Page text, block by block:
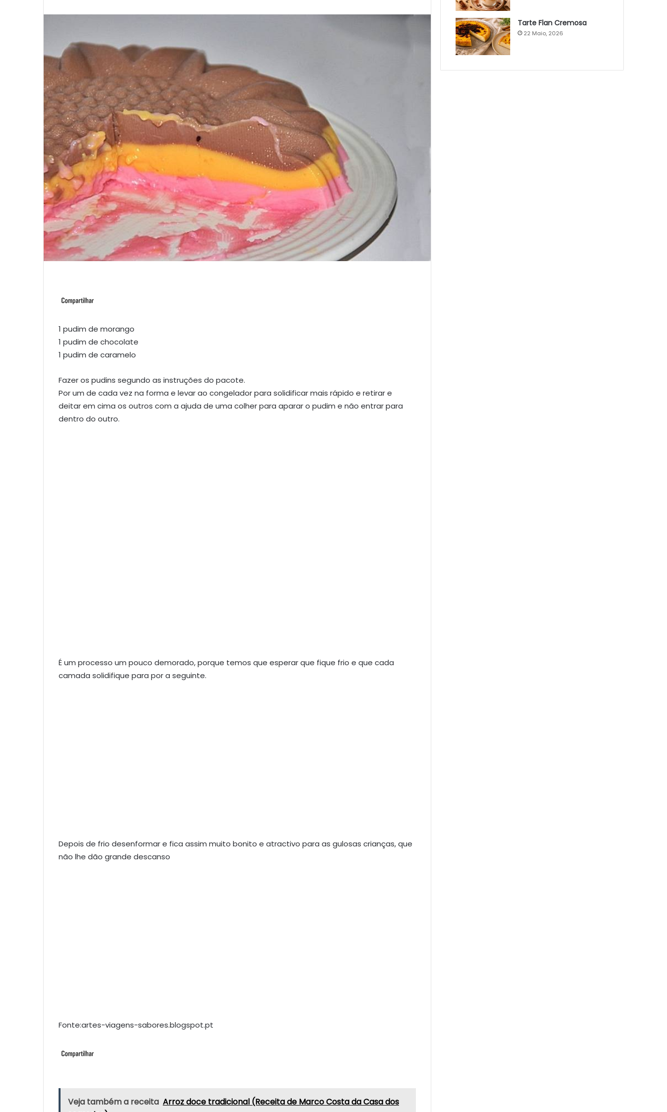
1 pudim de morango
1 pudim de chocolate
1 pudim de caramelo
Fazer os pudins segundo as instruções do pacote.
Por um de cada vez na forma e levar ao congelador para solidificar mais rápido e retirar e
deitar em cima os outros com a ajuda de uma colher para aparar o pudim e não entrar para
dentro do outro.
É um processo um pouco demorado, porque temos que esperar que fique frio e que cada
camada solidifique para por a seguinte.
Depois de frio desenformar e fica assim muito bonito e atractivo para as gulosas crianças, que
não lhe dão grande descanso
Fonte:artes-viagens-sabores.blogspot.pt
Veja também a receita Arroz doce tradicional (Receita de Marco Costa da Casa dos
Tarte Flan Cremosa
22 Maio, 2026